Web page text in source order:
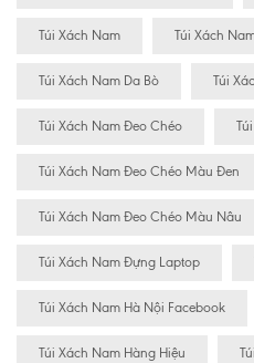
Túi Xách Nam Túi Xách
Túi Xách Nam Da Bò Túi
Túi Xách Nam Đeo Chéo
Túi Xách Nam Đeo Chéo Màu Đen
Túi Xách Nam Đeo Chéo Màu Nâu
Túi Xách Nam Đựng Laptop
Túi Xách Nam Hà Nội Facebook
Túi Xách Nam Hàng Hiệu